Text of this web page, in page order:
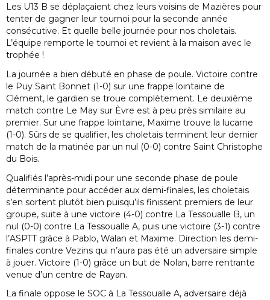
Les U13 B se déplaçaient chez leurs voisins de Mazières pour
tenter de gagner leur tournoi pour la seconde année
consécutive. Et quelle belle journée pour nos choletais.
L’équipe remporte le tournoi et revient à la maison avec le
trophée !
La journée a bien débuté en phase de poule. Victoire contre
le Puy Saint Bonnet (1-0) sur une frappe lointaine de
Clément, le gardien se troue complètement. Le deuxième
match contre Le May sur Èvre est à peu près similaire au
premier. Sur une frappe lointaine, Maxime trouve la lucarne
(1-0). Sûrs de se qualifier, les choletais terminent leur dernier
match de la matinée par un nul (0-0) contre Saint Christophe
du Bois.
Qualifiés l’après-midi pour une seconde phase de poule
déterminante pour accéder aux demi-finales, les choletais
s’en sortent plutôt bien puisqu’ils finissent premiers de leur
groupe, suite à une victoire (4-0) contre La Tessoualle B, un
nul (0-0) contre La Tessoualle A, puis une victoire (3-1) contre
l’ASPTT grâce à Pablo, Walan et Maxime. Direction les demi-
finales contre Vezins qui n’aura pas été un adversaire simple
à jouer. Victoire (1-0) grâce un but de Nolan, barre rentrante
venue d’un centre de Rayan.
La finale oppose le SOC à La Tessoualle A, adversaire déjà